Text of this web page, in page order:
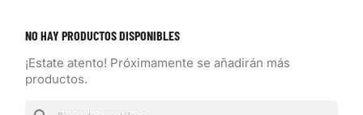
NO HAY PRODUCTOS DISPONIBLES
¡Estate atento! Próximamente se añadirán más
productos.